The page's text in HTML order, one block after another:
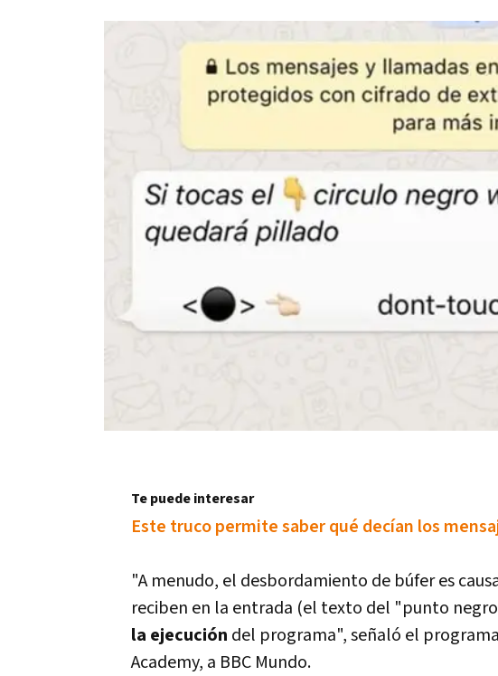
Te puede interesar
Este truco permite saber qué decí­an los
"A menudo, el desbordamiento de búfer es
reciben en la entrada (el texto del "punto
la ejecución del programa", señaló el
Academy, a BBC Mundo.